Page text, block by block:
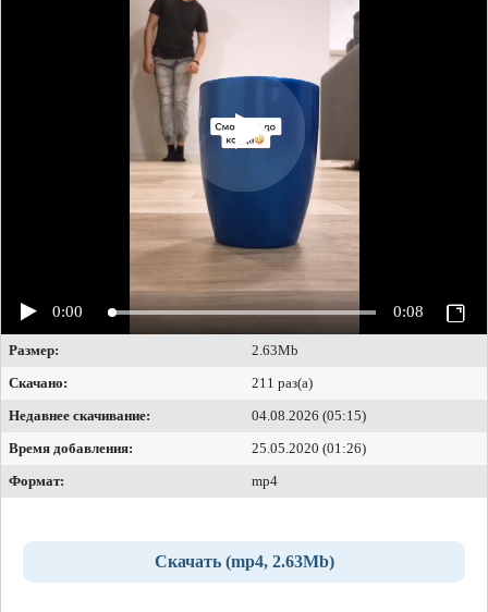
0:00 0:08
Размер:
2.63Mb
Скачано:
211 раз(а)
Недавнее скачивание:
04.08.2026 (05:15)
Время добавления:
25.05.2020 (01:26)
Формат:
mp4
Скачать (mp4, 2.63Mb)